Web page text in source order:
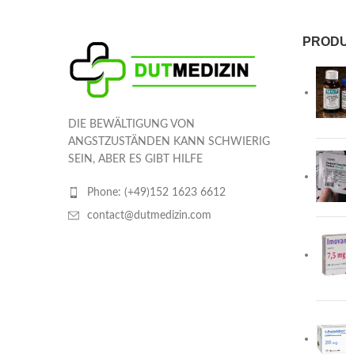
DIE BEWÄLTIGUNG VON
ANGSTZUSTÄNDEN KANN SCHWIERIG
SEIN, ABER ES GIBT HILFE
Phone: (+49)152 1623 6612
contact@dutmedizin.com